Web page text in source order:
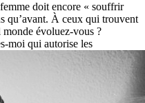
doit encore « souffrir
qu’avant. À ceux qui trouvent
monde évoluez-vous ?
moi qui autorise les